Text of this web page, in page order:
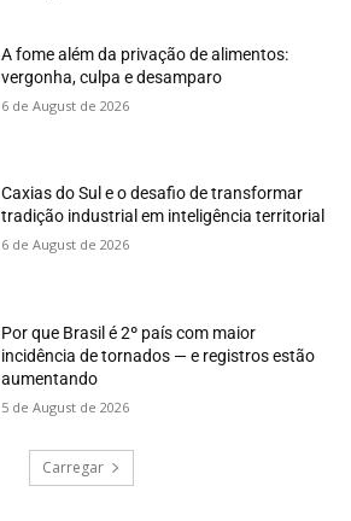
A fome além da privação de alimentos:
vergonha, culpa e desamparo
6 de August de 2026
Caxias do Sul e o desafio de transformar
tradição industrial em inteligência territorial
6 de August de 2026
Por que Brasil é 2º país com maior
incidência de tornados — e registros estão
aumentando
5 de August de 2026
Carregar